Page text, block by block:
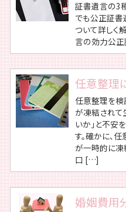
証書遺言の3
でも公正証書
ついて詳しく
言の効力公
任意整理
任意整理を検
が凍結されて
いか」と不安
す。確かに、
が一時的に凍
口 […]
婚姻費用